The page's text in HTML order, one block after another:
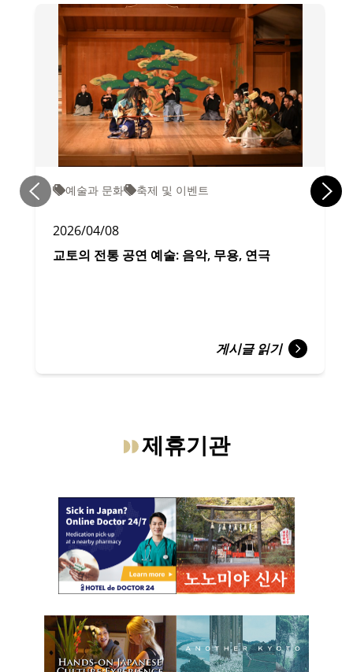
예술과 문화 축제 및 이벤트
2026/04/08
교토의 전통 공연 예술: 음악, 무용, 연극
게시글 읽기
제휴기관